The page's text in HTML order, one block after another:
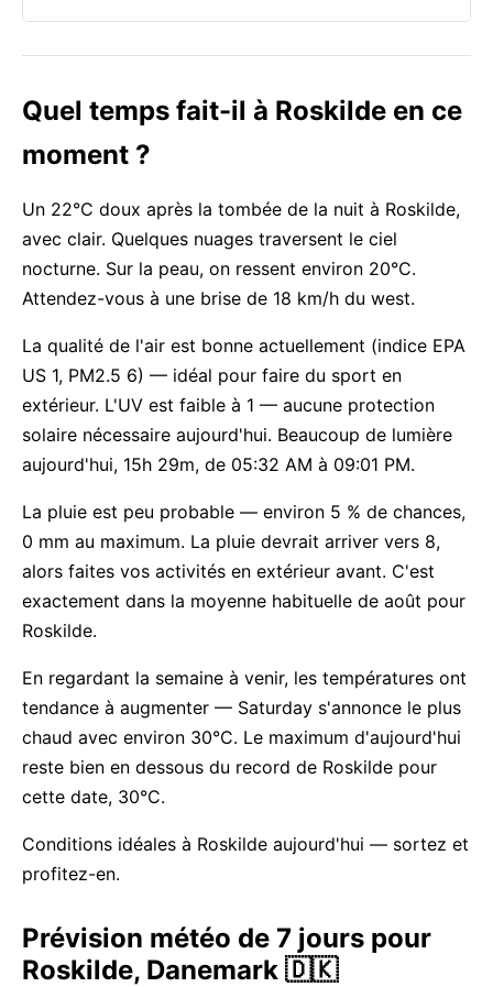
Quel temps fait-il à Roskilde en ce
moment ?
Un 22°C doux après la tombée de la nuit à Roskilde,
avec clair. Quelques nuages traversent le ciel
nocturne. Sur la peau, on ressent environ 20°C.
Attendez-vous à une brise de 18 km/h du west.
La qualité de l'air est bonne actuellement (indice EPA
US 1, PM2.5 6) — idéal pour faire du sport en
extérieur. L'UV est faible à 1 — aucune protection
solaire nécessaire aujourd'hui. Beaucoup de lumière
aujourd'hui, 15h 29m, de 05:32 AM à 09:01 PM.
La pluie est peu probable — environ 5 % de chances,
0 mm au maximum. La pluie devrait arriver vers 8,
alors faites vos activités en extérieur avant. C'est
exactement dans la moyenne habituelle de août pour
Roskilde.
En regardant la semaine à venir, les températures ont
tendance à augmenter — Saturday s'annonce le plus
chaud avec environ 30°C. Le maximum d'aujourd'hui
reste bien en dessous du record de Roskilde pour
cette date, 30°C.
Conditions idéales à Roskilde aujourd'hui — sortez et
profitez-en.
Prévision météo de 7 jours pour
Roskilde, Danemark 🇩🇰